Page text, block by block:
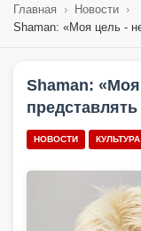
Главная › Новости ›
Shaman: «Моя цель -
Shaman:
НОВОСТИ КУЛЬТУРА